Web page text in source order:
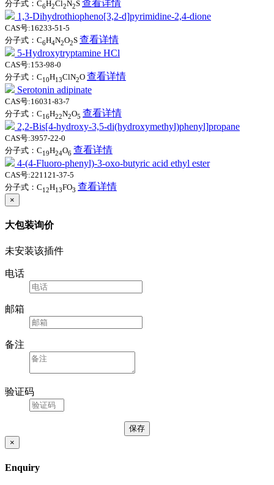
分子式：C6H2Cl2N2S 查看详情
1,3-Dihydrothiopheno[3,2-d]pyrimidine-2,4-dione
CAS号:16233-51-5
分子式：C6H4N2O2S 查看详情
5-Hydroxytryptamine HCl
CAS号:153-98-0
分子式：C10H13ClN2O 查看详情
Serotonin adipinate
CAS号:16031-83-7
分子式：C16H22N2O5 查看详情
2,2-Bis[4-hydroxy-3,5-di(hydroxymethyl)phenyl]propane
CAS号:3957-22-0
分子式：C19H24O6 查看详情
4-(4-Fluoro-phenyl)-3-oxo-butyric acid ethyl ester
CAS号:221121-37-5
分子式：C12H13FO3 查看详情
×
大包装询价
未安装该插件
电话
邮箱
备注
验证码
×
Enquiry